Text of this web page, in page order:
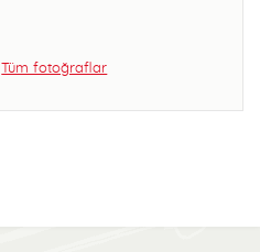
Tüm fotoğraflar